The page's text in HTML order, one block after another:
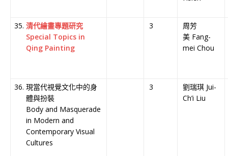
清代繪畫專題研究
Special Topics in
Qing Painting
3
周芳
美 Fang-
mei Chou
現當代視覺文化中的身
體與扮裝
Body and Masquerade
in Modern and
Contemporary Visual
Cultures
3
劉瑞琪 Jui-
Ch’i Liu